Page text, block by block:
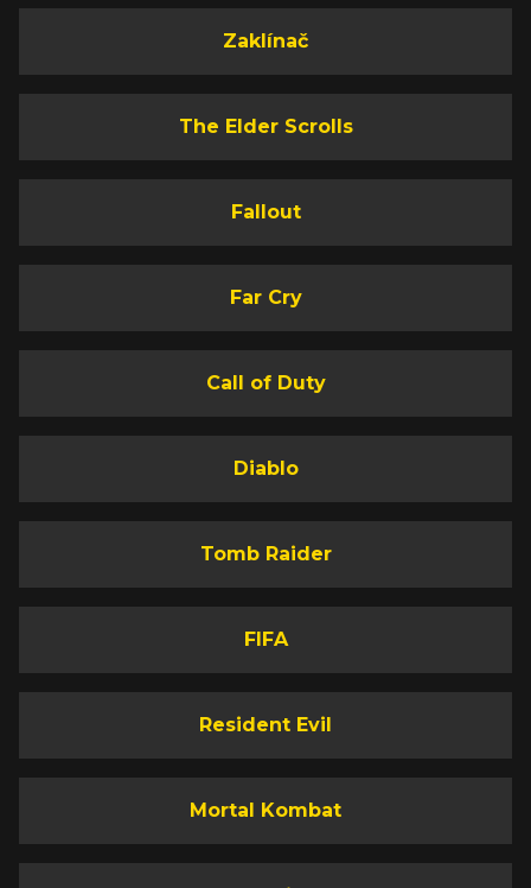
Zaklínač
The Elder Scrolls
Fallout
Far Cry
Call of Duty
Diablo
Tomb Raider
FIFA
Resident Evil
Mortal Kombat